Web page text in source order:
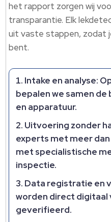
het rapport zorgen wij
transparantie. Elk
uit vaste stappen, zodat
bent.
Intake en analyse:
bepalen we samen
en apparatuur.
Uitvoering zonder
experts met meer
met specialistische
inspectie.
Data registratie en
worden direct digitaal
geverifieerd.